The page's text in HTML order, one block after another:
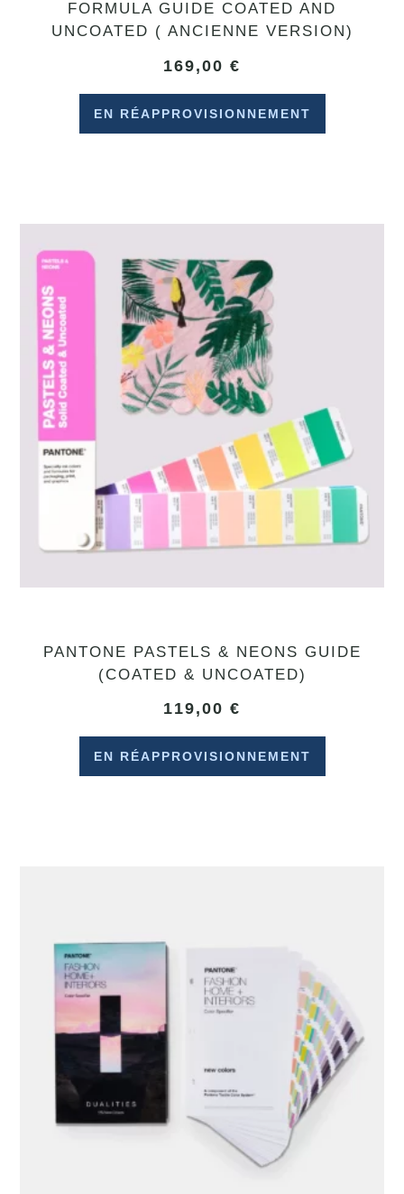
FORMULA GUIDE COATED AND
UNCOATED ( ANCIENNE VERSION)
169,00 €
EN RÉAPPROVISIONNEMENT
PANTONE PASTELS & NEONS GUIDE
(COATED & UNCOATED)
119,00 €
EN RÉAPPROVISIONNEMENT